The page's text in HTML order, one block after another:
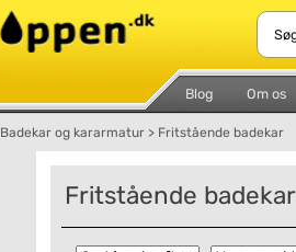
Blog Om os
Badekar og kararmatur > Fritstående badekar
Fritstående badekar